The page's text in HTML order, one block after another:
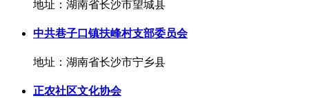
地址：湖南省长沙市望城县
中共巷子口镇扶峰村支部委员会
地址：湖南省长沙市宁乡县
正农社区文化协会